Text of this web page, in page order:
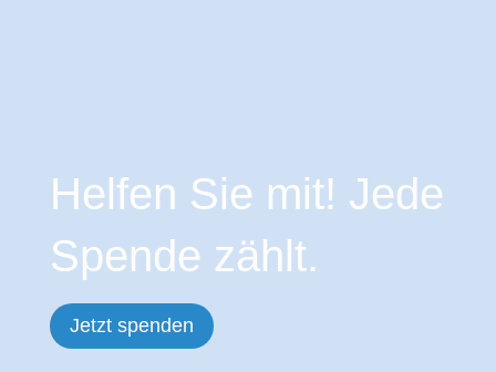
Helfen Sie mit! Jede
Spende zählt.
Jetzt spenden